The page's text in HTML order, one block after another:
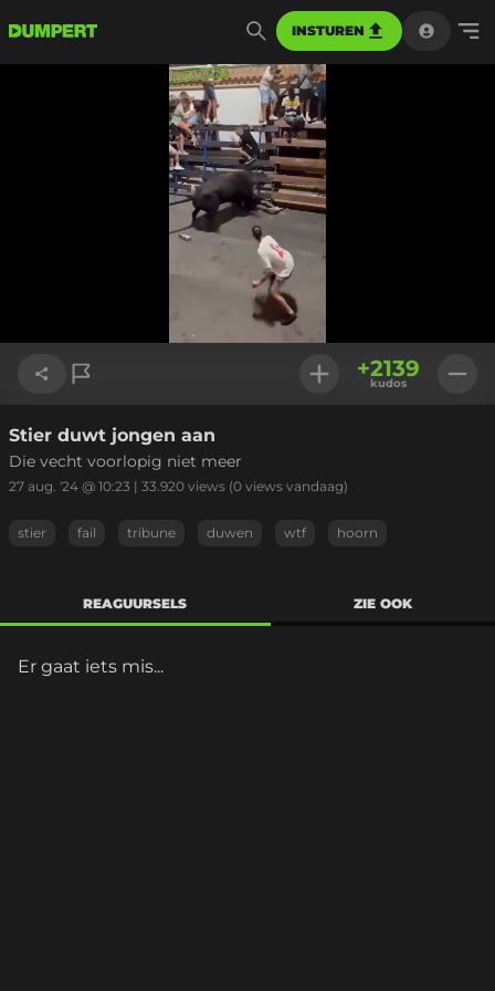
INSTUREN
Geladen:
92.52%
Link kopiëren
+2139
kudos
Stier duwt jongen aan
Die vecht voorlopig niet meer
27 aug. '24 @ 10:23 | 33.920 views (0 views vandaag)
stier fail tribune duwen wtf hoorn
REAGUURSELS ZIE OOK
Er gaat iets mis...